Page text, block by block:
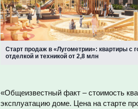
Старт продаж в «Лугометрии»: квартиры с
отделкой и техникой от 2,8 млн
«Общеизвестный факт – стоимость
эксплуатацию доме. Цена на старте